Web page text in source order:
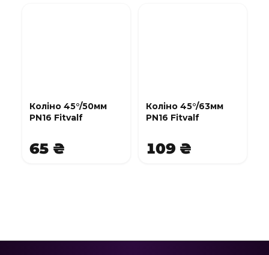
Коліно 45°/50мм
PN16 Fitvalf
65 ₴
Коліно 45°/63мм
PN16 Fitvalf
109 ₴